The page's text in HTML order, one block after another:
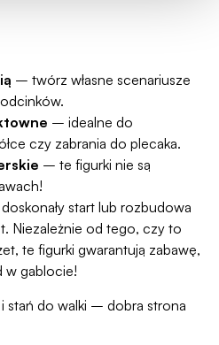
– twórz własne scenariusze
– idealne do
czy zabrania do plecaka.
– te figurki nie są
start lub rozbudowa
Niezależnie od tego, czy to
te figurki gwarantują zabawę,
w gablocie!
stań do walki – dobra strona